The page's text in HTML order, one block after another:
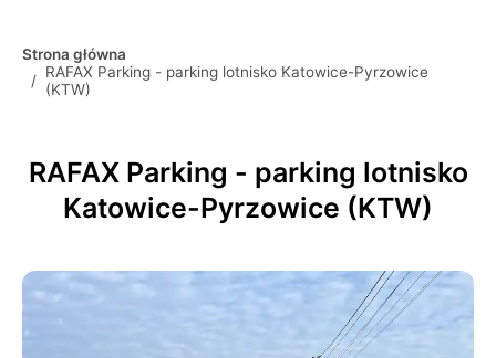
Strona główna
/ RAFAX Parking - parking lotnisko Katowice-Pyrzowice
(KTW)
RAFAX Parking - parking lotnisko
Katowice-Pyrzowice (KTW)